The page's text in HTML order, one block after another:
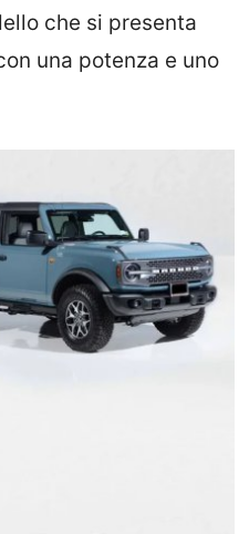
che si presenta
una potenza e uno